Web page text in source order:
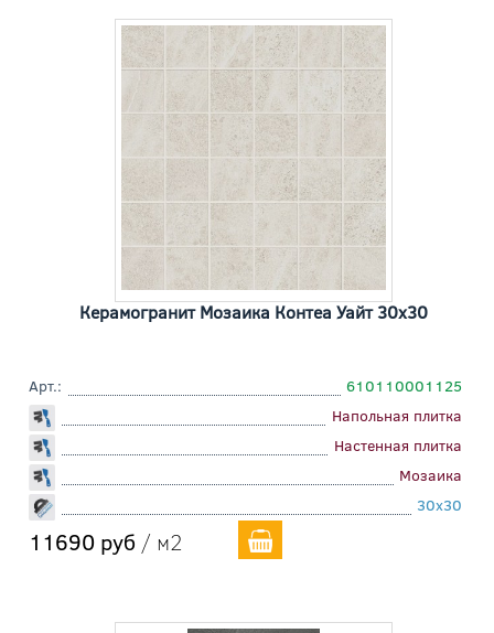
Керамогранит Мозаика Контеа Уайт 30x30
Арт.:
610110001125
Напольная плитка
Настенная плитка
Мозаика
30x30
11690 руб / м2